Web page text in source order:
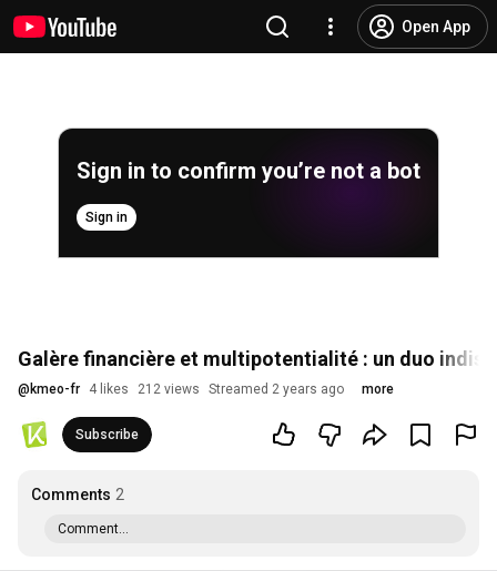
Open App
Sign in to confirm you’re not a bot
Sign in
Galère financière et multipotentialité : un duo
@ kmeo-fr 4 likes 212 views Streamed 2 years ago more
Subscribe
Comments 2
Comment...